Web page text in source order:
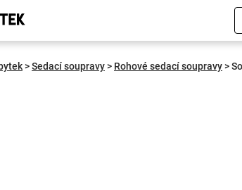
>Sedací soupravy> Rohové sedací soupravy>